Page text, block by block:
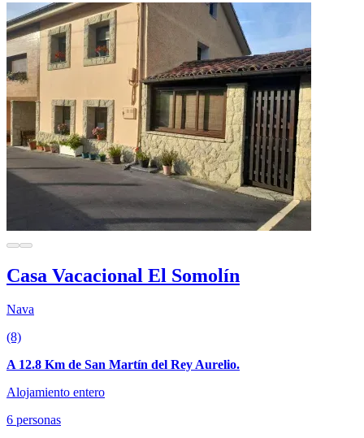
Casa Vacacional El Somolín
Nava
(8)
A 12.8 Km de San Martín del Rey Aurelio.
Alojamiento entero
6 personas